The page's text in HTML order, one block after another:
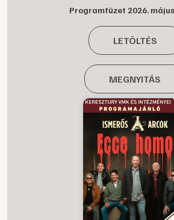
Programfüzet 2026.
LETÖLTÉS
MEGNYITÁS